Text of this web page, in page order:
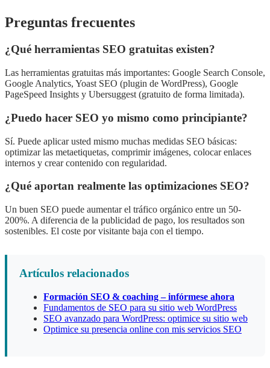
Preguntas frecuentes
¿Qué herramientas SEO gratuitas existen?
Las herramientas gratuitas más importantes: Google Search Console,
Google Analytics, Yoast SEO (plugin de WordPress), Google
PageSpeed Insights y Ubersuggest (gratuito de forma limitada).
¿Puedo hacer SEO yo mismo como principiante?
Sí. Puede aplicar usted mismo muchas medidas SEO básicas:
optimizar las metaetiquetas, comprimir imágenes, colocar enlaces
internos y crear contenido con regularidad.
¿Qué aportan realmente las optimizaciones SEO?
Un buen SEO puede aumentar el tráfico orgánico entre un 50-
200%. A diferencia de la publicidad de pago, los resultados son
sostenibles. El coste por visitante baja con el tiempo.
Artículos relacionados
Formación SEO & coaching – infórmese ahora
Fundamentos de SEO para su sitio web WordPress
SEO avanzado para WordPress: optimice su sitio web
Optimice su presencia online con mis servicios SEO